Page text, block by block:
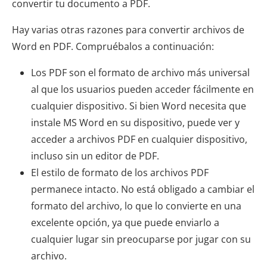
convertir tu documento a PDF.
Hay varias otras razones para convertir archivos de
Word en PDF. Compruébalos a continuación:
Los PDF son el formato de archivo más universal
al que los usuarios pueden acceder fácilmente en
cualquier dispositivo. Si bien Word necesita que
instale MS Word en su dispositivo, puede ver y
acceder a archivos PDF en cualquier dispositivo,
incluso sin un editor de PDF.
El estilo de formato de los archivos PDF
permanece intacto. No está obligado a cambiar el
formato del archivo, lo que lo convierte en una
excelente opción, ya que puede enviarlo a
cualquier lugar sin preocuparse por jugar con su
archivo.